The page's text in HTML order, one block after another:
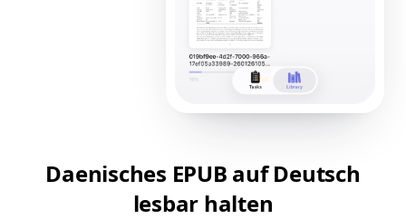
Daenisches EPUB auf Deutsch
lesbar halten